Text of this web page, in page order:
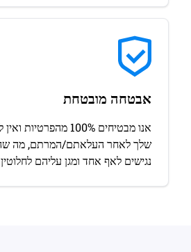
אבטחה מובטחת
אנו מבטיחים 100%
שלך לאחר העלאתם/המרתם, מה
נגישים לאף אחד ומגן עליהם